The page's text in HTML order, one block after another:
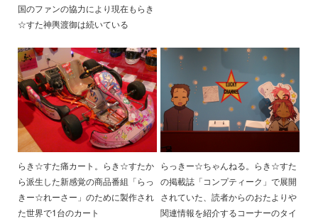
国のファンの協力により現在もらき
☆すた神輿渡御は続いている
らき☆すた痛カート。らき☆すたか
ら派生した新感覚の商品番組「らっ
きー☆れーさー」のために製作され
た世界で1台のカート
らっきー☆ちゃんねる。らき☆すた
の掲載誌「コンプティーク」で展開
されていた、読者からのおたよりや
関連情報を紹介するコーナーのタイ